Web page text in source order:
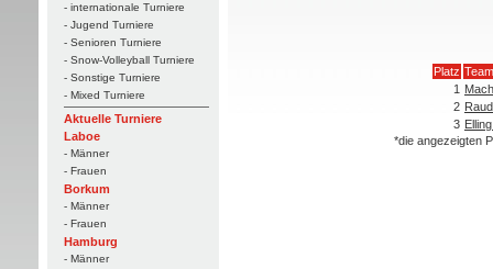
- internationale Turniere
- Jugend Turniere
- Senioren Turniere
- Snow-Volleyball Turniere
- Sonstige Turniere
- Mixed Turniere
Aktuelle Turniere
Laboe
- Männer
- Frauen
Borkum
- Männer
- Frauen
Hamburg
- Männer
Platz Team
1
2
3
*die angezeigten